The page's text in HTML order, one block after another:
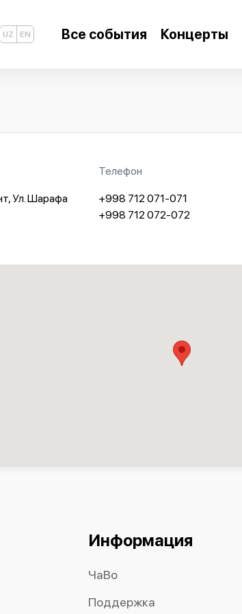
UZ EN Все события Концерты
Ул. Шарафа
Телефон
+998 712 071-071
+998 712 072-072
Информация
ЧаВо
Поддержка